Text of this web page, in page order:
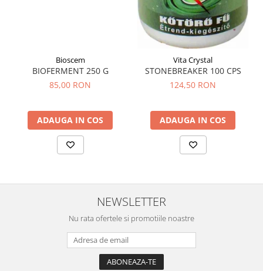
Bioscem
BIOFERMENT 250 G
85,00 RON
ADAUGA IN COS
Vita Crystal
STONEBREAKER 100 CPS
124,50 RON
ADAUGA IN COS
NEWSLETTER
Nu rata ofertele si promotiile noastre